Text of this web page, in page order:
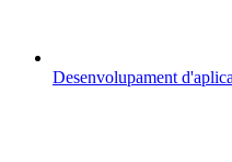
Desenvolupament